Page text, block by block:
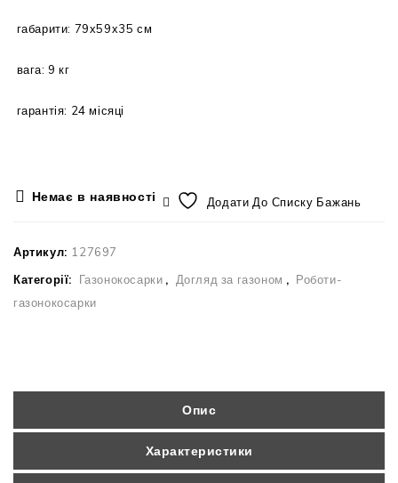
габарити: 79х59х35 см
вага: 9 кг
гарантія: 24 місяці
Немає в наявності Додати До Списку Бажань
Артикул: 127697
Категорії:
Газонокосарки , Догляд за газоном , Роботи-
газонокосарки
Опис
Характеристики